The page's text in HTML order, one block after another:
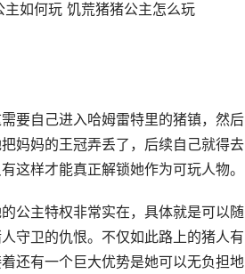
如何玩 饥荒猪猪公主怎么玩
要自己进入哈姆雷特里的猪镇，然后
妈妈的王冠弄丢了，后续自己就得去
这样才能真正解锁她作为可玩人物。
公主特权非常实在，具体就是可以随
守卫的仇恨。不仅如此路上的猪人有
还有一个巨大优势是她可以无负担地